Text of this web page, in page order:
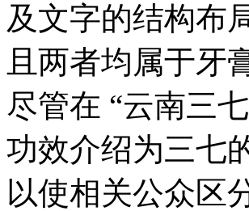
及文字的结构布
且两者均属于牙
尽管在 “云南三
功效介绍为三七
以使相关公众区